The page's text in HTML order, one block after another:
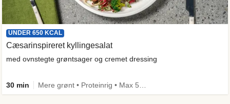
UNDER 650 KCAL
Cæsarinspireret kyllingesalat
med ovnstegte grøntsager og cremet dressing
30 min